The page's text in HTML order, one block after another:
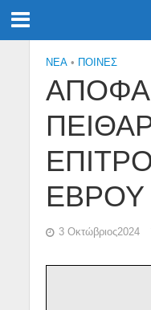
NEA • ΠΟΙΝΕΣ
ΕΒΡΟΥ
3 Οκτώβριος2024